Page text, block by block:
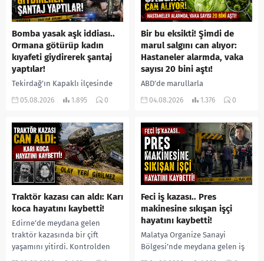
Bomba yasak aşk iddiası..
Ormana götürüp kadın
kıyafeti giydirerek şantaj
yaptılar!
Tekirdağ’ın Kapaklı ilçesinde
bir kişiyi, arkadaşının eşiyle
kadın kıyafetleri giydirdiği,
özür videosu çektirip...
05.08.2026 1.895 0
Bir bu eksikti! Şimdi de
marul salgını can alıyor:
Hastaneler alarmda, vaka
sayısı 20 bini aştı!
ABD’de marullarla
ilişkilendirilen siklospora
salgında vaka sayısının 20 bini
aştığı belirtilirken, sağlık...
04.08.2026 1.376 0
Traktör kazası can aldı: Karı
koca hayatını kaybetti!
Edirne’de meydana gelen
traktör kazasında bir çift
yaşamını yitirdi. Kontrolden
çıkarak devrilen traktörün
Feci iş kazası.. Pres
makinesine sıkışan işçi
hayatını kaybetti!
Malatya Organize Sanayi
Bölgesi’nde meydana gelen iş
kazasında, pres makinesine